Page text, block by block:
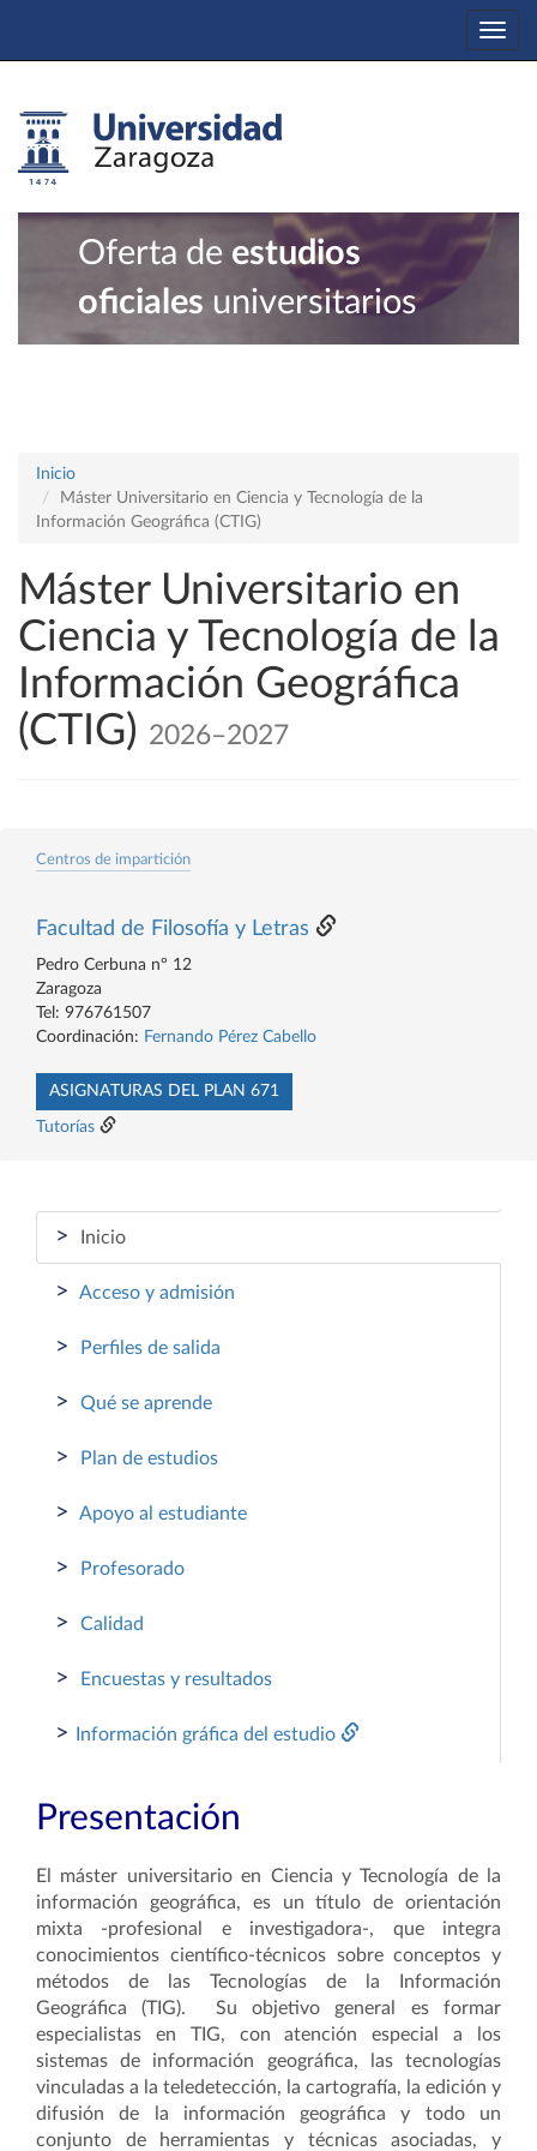
Oferta de estudios
oficiales universitarios
Inicio
Máster Universitario en Ciencia y Tecnología de la
Información Geográfica (CTIG)
Máster Universitario en
Ciencia y Tecnología de la
Información Geográfica
(CTIG) 2026–2027
Centros de impartición
Facultad de Filosofía y Letras
Pedro Cerbuna nº 12
Zaragoza
Tel: 976761507
Coordinación: Fernando Pérez Cabello
ASIGNATURAS DEL PLAN 671
Tutorías
> Inicio
> Acceso y admisión
> Perfiles de salida
> Qué se aprende
> Plan de estudios
> Apoyo al estudiante
> Profesorado
> Calidad
> Encuestas y resultados
> Información gráfica del estudio
Presentación
El máster universitario en Ciencia y Tecnología de la
información geográfica, es un título de orientación
mixta -profesional e investigadora-, que integra
conocimientos científico-técnicos sobre conceptos y
métodos de las Tecnologías de la Información
Geográfica (TIG). Su objetivo general es formar
especialistas en TIG, con atención especial a los
sistemas de información geográfica, las tecnologías
vinculadas a la teledetección, la cartografía, la edición y
difusión de la información geográfica y todo un
conjunto de herramientas y técnicas asociadas, y